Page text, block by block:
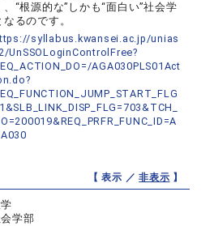
、“根源的な”しかも“面白い”社会学
なるのです。
syllabus.kwansei.ac.jp/unias
UnSSOLoginControlFree?
AGA030PLS01Act
【 表示 ／非表示 】
学部